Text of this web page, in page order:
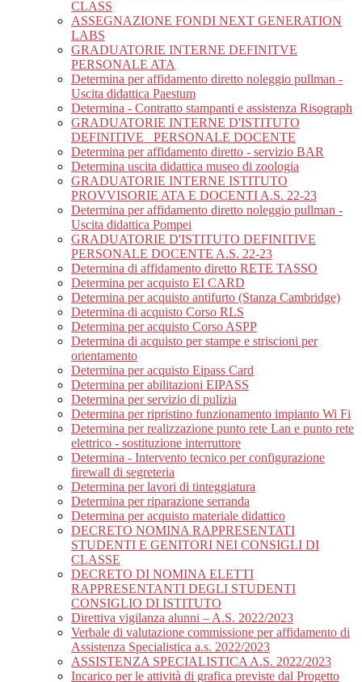
CLASS
ASSEGNAZIONE FONDI NEXT GENERATION
LABS
GRADUATORIE INTERNE DEFINITVE
PERSONALE ATA
Determina per affidamento diretto noleggio pullman -
Uscita didattica Paestum
Determina - Contratto stampanti e assistenza Risograph
GRADUATORIE INTERNE D'ISTITUTO
DEFINITIVE_ PERSONALE DOCENTE
Determina per affidamento diretto - servizio BAR
Determina uscita didattica museo di zoologia
GRADUATORIE INTERNE ISTITUTO
PROVVISORIE ATA E DOCENTI A.S. 22-23
Determina per affidamento diretto noleggio pullman -
Uscita didattica Pompei
GRADUATORIE D'ISTITUTO DEFINITIVE
PERSONALE DOCENTE A.S. 22-23
Determina di affidamento diretto RETE TASSO
Determina per acquisto EI CARD
Determina per acquisto antifurto (Stanza Cambridge)
Determina di acquisto Corso RLS
Determina per acquisto Corso ASPP
Determina di acquisto per stampe e striscioni per
orientamento
Determina per acquisto Eipass Card
Determina per abilitazioni EIPASS
Determina per servizio di pulizia
Determina per ripristino funzionamento impianto Wi Fi
Determina per realizzazione punto rete Lan e punto rete
elettrico - sostituzione interruttore
Determina - Intervento tecnico per configurazione
firewall di segreteria
Determina per lavori di tinteggiatura
Determina per riparazione serranda
Determina per acquisto materiale didattico
DECRETO NOMINA RAPPRESENTATI
STUDENTI E GENITORI NEI CONSIGLI DI
CLASSE
DECRETO DI NOMINA ELETTI
RAPPRESENTANTI DEGLI STUDENTI
CONSIGLIO DI ISTITUTO
Direttiva vigilanza alunni – A.S. 2022/2023
Verbale di valutazione commissione per affidamento di
Assistenza Specialistica a.s. 2022/2023
ASSISTENZA SPECIALISTICA A.S. 2022/2023
Incarico per le attività di grafica previste dal Progetto